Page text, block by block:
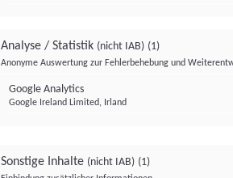
Analyse / Statistik (nicht IAB) (1)
Anonyme Auswertung zur Fehlerbehebung und
Google Analytics
Google Ireland Limited, Irland
Sonstige Inhalte (nicht IAB) (1)